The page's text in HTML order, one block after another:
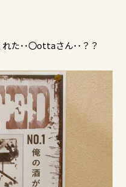
た･･〇ottaさん･･？？